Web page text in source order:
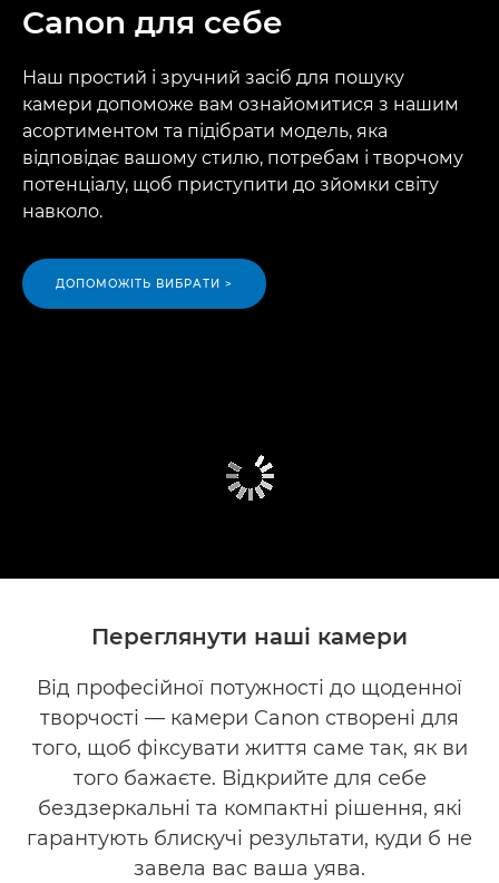
Canon для себе
Наш простий і зручний засіб для пошуку
камери допоможе вам ознайомитися з нашим
асортиментом та підібрати модель, яка
відповідає вашому стилю, потребам і творчому
потенціалу, щоб приступити до зйомки світу
навколо.
ДОПОМОЖІТЬ ВИБРАТИ >
Переглянути наші камери
Від професійної потужності до щоденної
творчості — камери Canon створені для
того, щоб фіксувати життя саме так, як ви
того бажаєте. Відкрийте для себе
бездзеркальні та компактні рішення, які
гарантують блискучі результати, куди б не
завела вас ваша уява.